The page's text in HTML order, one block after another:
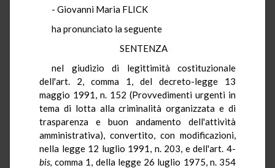
- Giovanni Maria FLICK
ha pronunciato la seguente
SENTENZA
nel giudizio di legittimità costituzionale
dell'art. 2, comma 1, del decreto-legge 13
maggio 1991, n. 152 (Provvedimenti urgenti in
tema di lotta alla criminalità organizzata e di
trasparenza e buon andamento dell'attività
amministrativa), convertito, con modificazioni,
nella legge 12 luglio 1991, n. 203, e dell'art. 4-
bis,comma 1, della legge 26 luglio 1975, n. 354